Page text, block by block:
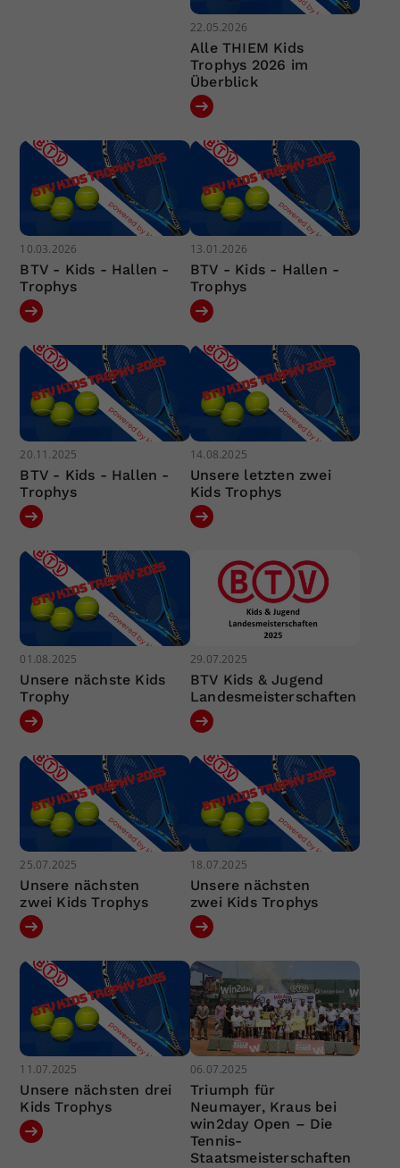
22.05.2026
Alle THIEM Kids
Trophys 2026 im
Überblick
10.03.2026
BTV - Kids - Hallen -
Trophys
13.01.2026
BTV - Kids - Hallen -
Trophys
20.11.2025
BTV - Kids - Hallen -
Trophys
14.08.2025
Unsere letzten zwei
Kids Trophys
01.08.2025
Unsere nächste Kids
Trophy
29.07.2025
BTV Kids & Jugend
Landesmeisterschaften
25.07.2025
Unsere nächsten
zwei Kids Trophys
18.07.2025
Unsere nächsten
zwei Kids Trophys
11.07.2025
Unsere nächsten drei
Kids Trophys
06.07.2025
Triumph für
Neumayer, Kraus bei
win2day Open – Die
Tennis-
Staatsmeisterschaften